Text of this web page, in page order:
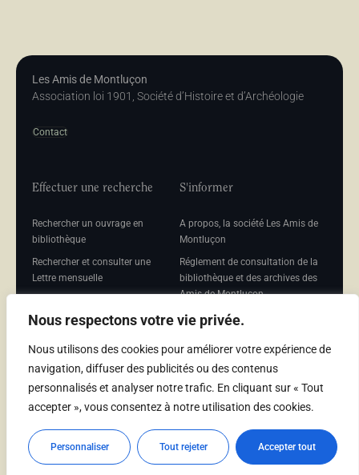
Nous respectons votre vie privée.
Nous utilisons des cookies pour améliorer votre expérience de
navigation, diffuser des publicités ou des contenus
personnalisés et analyser notre trafic. En cliquant sur « Tout
accepter », vous consentez à notre utilisation des cookies.
Personnaliser Tout rejeter Accepter tout
Les Amis de Montluçon
Association loi 1901, Société d’Histoire et d’Archéologie
Contact
Effectuer une recherche
Rechercher un ouvrage en
bibliothèque
Rechercher et consulter une
Lettre mensuelle
mensuelle
S'informer
A propos, la société Les Amis de
Montluçon
Réglement de consultation de la
bibliothèque et des archives des
Amis de Montluçon
Mentions légales
Adhérer